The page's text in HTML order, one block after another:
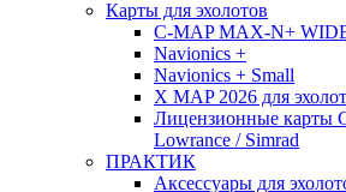
Карты для эхолотов
C-MAP MAX-N+
Navionics +
Navionics + Small
X MAP 2026 для
Лицензионные карты
Lowrance / Simrad
ПРАКТИК
Аксессуары для